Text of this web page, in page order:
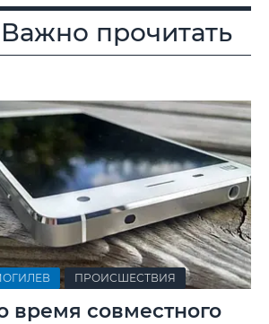
Важно прочитать
ПРОИСШЕСТВИЯ
время совместного